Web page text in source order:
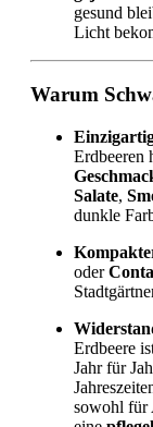
gesund
Licht
Warum
Erdbeeren
Salate,
dunkle
oder
Erdbeere
Jahr für
sowohl für